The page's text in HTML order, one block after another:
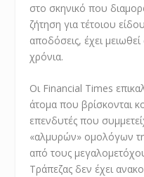
στο σκηνικό που
ζήτηση για τέτοιου
αποδόσεις, έχει
χρόνια.
Οι Financial Times
άτομα που βρίσκονται
επενδυτές που
«αλμυρών» ομολόγων
από τους
Τράπεζας δεν έχει